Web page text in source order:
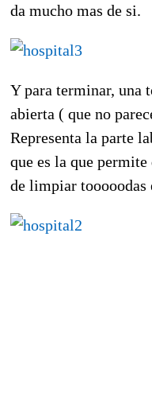
da mucho mas de si.
Y para terminar, una
abierta ( que no
Representa la parte
que es la que permite
de limpiar tooooodas